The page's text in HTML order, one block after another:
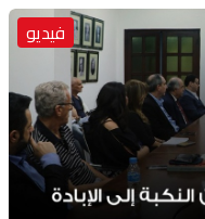
فيديو